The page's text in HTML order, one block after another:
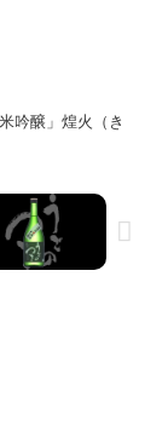
吟醸」煌火（き